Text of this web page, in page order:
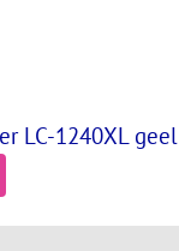
LC-1240XL geel